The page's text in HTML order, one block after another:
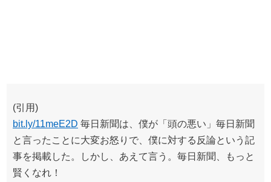
(引用)
bit.ly/11meE2D 毎日新聞は、僕が「頭の悪い」毎日新聞
と言ったことに大変お怒りで、僕に対する反論という記
事を掲載した。しかし、あえて言う。毎日新聞、もっと
賢くなれ！